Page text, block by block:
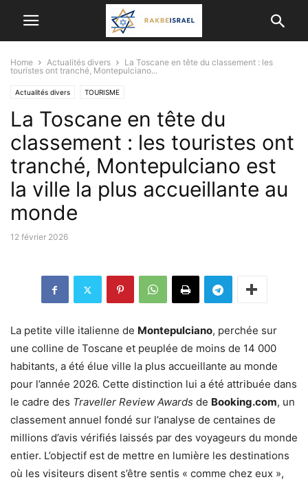
Home Actualités divers
La Toscane en tête du classement : les
touristes ont tranché, Montepulciano...
Actualités divers TOURISME
La Toscane en tête du
classement : les touristes ont
tranché, Montepulciano est
la ville la plus accueillante au
monde
12 février 2026
La petite ville italienne de Montepulciano, perchée sur
une colline de Toscane et peuplée de moins de 14 000
habitants, a été élue ville la plus accueillante au monde
pour l’année 2026. Cette distinction lui a été attribuée dans
le cadre des Traveller Review Awards de Booking.com, un
classement annuel fondé sur l’analyse de centaines de
millions d’avis vérifiés laissés par des voyageurs du monde
entier. L’objectif est de mettre en lumière les destinations
où les visiteurs disent s’être sentis « comme chez eux »,